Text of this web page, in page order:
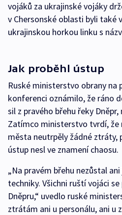
vojáků za ukrajinské vojáky
v Chersonské oblasti byli také
ukrajinskou horkou linku s
Jak proběhl ústup
Ruské ministerstvo obrany na
konferenci oznámilo, že ráno
sil z pravého břehu řeky
Zatímco ministerstvo tvrdí, že
města neutrpěly žádné ztráty,
ústup nesl ve znamení chaosu.
„Na pravém břehu nezůstal
techniky. Všichni ruští vojáci
Dněpru,“ uvedlo ruské
ztrátám ani u personálu, ani u